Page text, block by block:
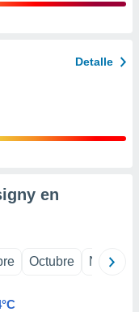
Detalle
en
Octubre